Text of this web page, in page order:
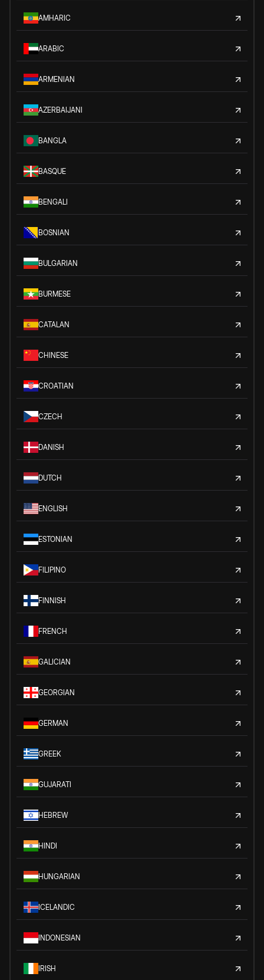
AMHARIC
ARABIC
ARMENIAN
AZERBAIJANI
BANGLA
BASQUE
BENGALI
BOSNIAN
BULGARIAN
BURMESE
CATALAN
CHINESE
CROATIAN
CZECH
DANISH
DUTCH
ENGLISH
ESTONIAN
FILIPINO
FINNISH
FRENCH
GALICIAN
GEORGIAN
GERMAN
GREEK
GUJARATI
HEBREW
HINDI
HUNGARIAN
ICELANDIC
INDONESIAN
IRISH